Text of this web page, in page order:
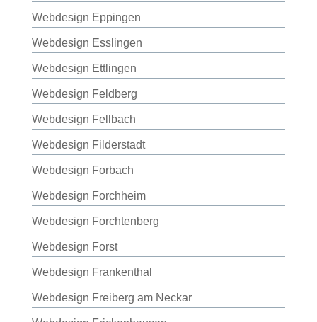
Webdesign Eppingen
Webdesign Esslingen
Webdesign Ettlingen
Webdesign Feldberg
Webdesign Fellbach
Webdesign Filderstadt
Webdesign Forbach
Webdesign Forchheim
Webdesign Forchtenberg
Webdesign Forst
Webdesign Frankenthal
Webdesign Freiberg am Neckar